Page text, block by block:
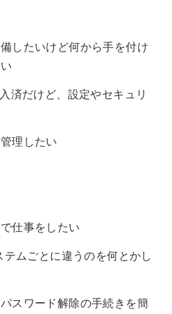
したいけど何から手を付け
だけど、設定やセキュリ
理したい
仕事をしたい
ムごとに違うのを何とかし
スワード解除の手続きを簡